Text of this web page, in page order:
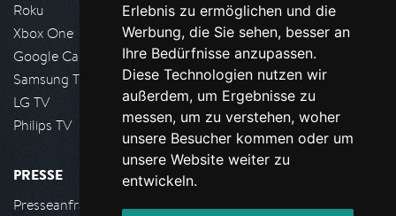
Erlebnis zu ermöglichen und die
Werbung, die Sie sehen, besser an
Ihre Bedürfnisse anzupassen.
Diese Technologien nutzen wir
außerdem, um Ergebnisse zu
messen, um zu verstehen, woher
unsere Besucher kommen oder um
unsere Website weiter zu
entwickeln.
Roku
Xbox One
Google Cast
Samsung TV
LG TV
Philips TV
PRESSE
Presseanfrage stellen